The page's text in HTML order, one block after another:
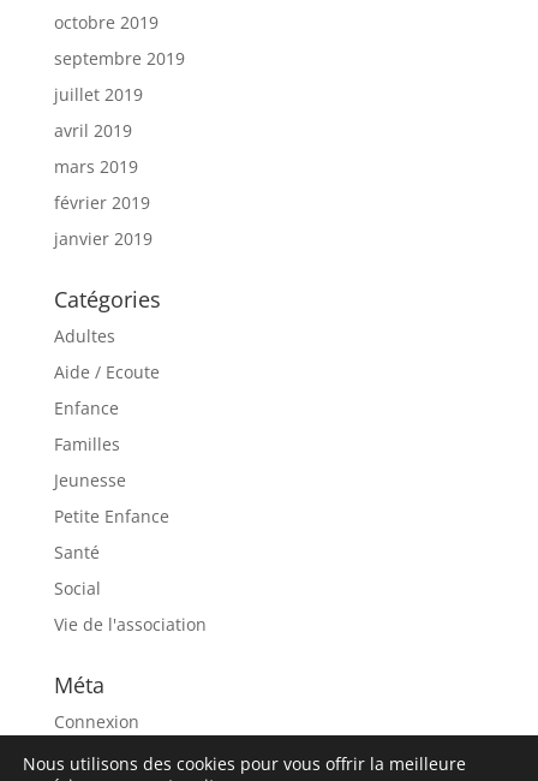
octobre 2019
septembre 2019
juillet 2019
avril 2019
mars 2019
février 2019
janvier 2019
Catégories
Adultes
Aide / Ecoute
Enfance
Familles
Jeunesse
Petite Enfance
Santé
Social
Vie de l'association
Méta
Connexion
Flux des publications
Nous utilisons des cookies pour vous offrir la meilleure